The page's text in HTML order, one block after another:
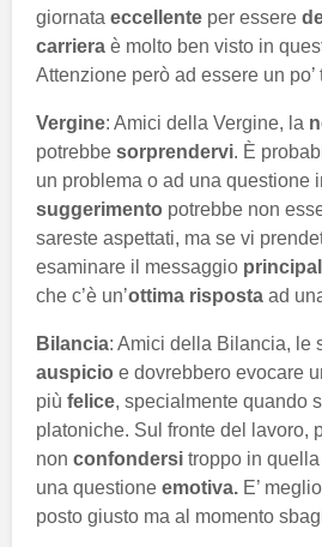
giornata eccellente per essere
carriera è molto ben visto in
Attenzione però ad essere un po’
Vergine: Amici della Vergine, la
potrebbe sorprendervi. È
un problema o ad una questione
suggerimento potrebbe non
sareste aspettati, ma se vi
esaminare il messaggio
che c’è un’ottima risposta ad
Bilancia: Amici della Bilancia, le
auspicio e dovrebbero evocare
più felice, specialmente quando
platoniche. Sul fronte del lavoro,
non confondersi troppo in
una questione emotiva. E’
posto giusto ma al momento